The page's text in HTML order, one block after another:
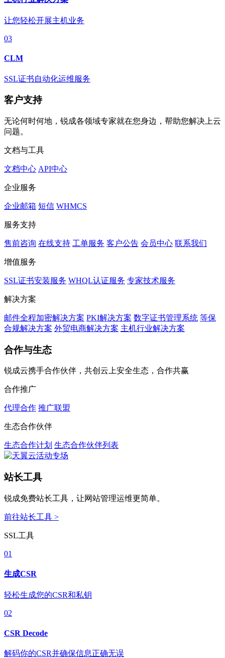
让您轻松开展主机业务
03
CLM
SSL证书自动化运维服务
客户支持
无论何时何地，锐成各领域专家就在您身边，帮助您解决上云
问题。
文档与工具
文档中心 API中心
企业服务
企业邮箱 短信 WHMCS
服务支持
售前咨询 在线支持 工单服务 客户公告 会员中心 联系我们
增值服务
SSL证书安装服务 WHQL认证服务 专家技术服务
解决方案
邮件全程加密解决方案 PKI解决方案 数字证书管理系统 等保
合规解决方案 外贸电商解决方案 主机行业解决方案
合作与生态
锐成云携手合作伙伴，共创云上安全生态，合作共赢
合作推广
代理合作 推广联盟
生态合作伙伴
生态合作计划 生态合作伙伴列表
站长工具
锐成免费站长工具，让网站管理运维更简单。
前往站长工具 >
SSL工具
01
生成CSR
轻松生成您的CSR和私钥
02
CSR Decode
解码你的CSR并确保信息正确无误